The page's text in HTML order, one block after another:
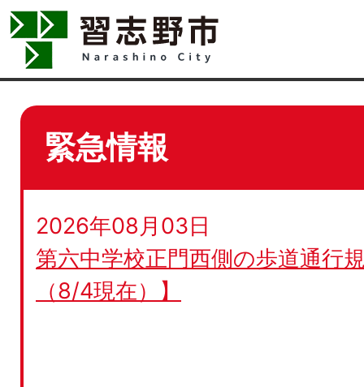
緊急情報
2026年08月03日
第六中学校正門西側の歩道通行
（8/4現在）】